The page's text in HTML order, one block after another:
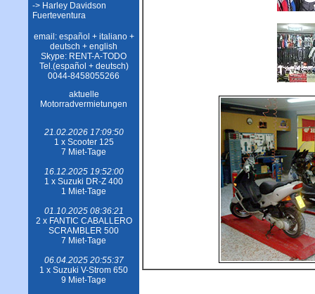
-> Harley Davidson
Fuerteventura
email: español + italiano +
deutsch + english
Skype: RENT-A-TODO
Tel.(español + deutsch)
0044-8458055266
aktuelle
Motorradvermietungen
21.02.2026 17:09:50
1 x Scooter 125
7 Miet-Tage
16.12.2025 19:52:00
1 x Suzuki DR-Z 400
1 Miet-Tage
01.10.2025 08:36:21
2 x FANTIC CABALLERO
SCRAMBLER 500
7 Miet-Tage
06.04.2025 20:55:37
1 x Suzuki V-Strom 650
9 Miet-Tage